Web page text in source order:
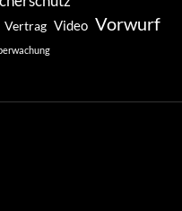
Vertrag Video Vorwurf